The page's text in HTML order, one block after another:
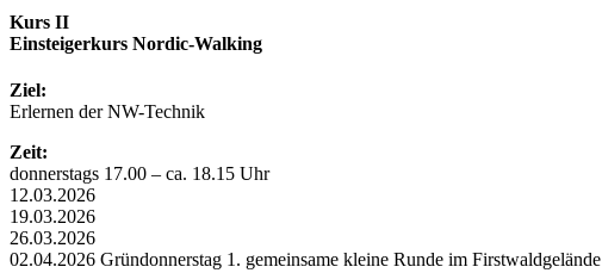
Kurs II
Einsteigerkurs Nordic-Walking
Ziel:
Erlernen der NW-Technik
Zeit:
donnerstags 17.00 – ca. 18.15 Uhr
12.03.2026
19.03.2026
26.03.2026
02.04.2026 Gründonnerstag 1. gemeinsame kleine Runde im Firstwaldgelände